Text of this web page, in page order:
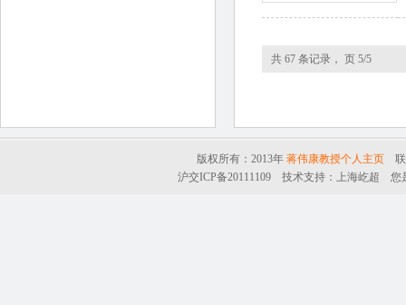
共 67 条记录， 页 5/5
版权所有：2013年 蒋伟康教授个人主页 联
沪交ICP备20111109 技术支持： 上海屹超 您